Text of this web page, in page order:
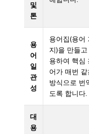
및
톤
용
어
일
관
성
용어집(용어
지)을 만들
용하여 핵심
어가 매번 같
방식으로 번
도록 합니다.
대
용